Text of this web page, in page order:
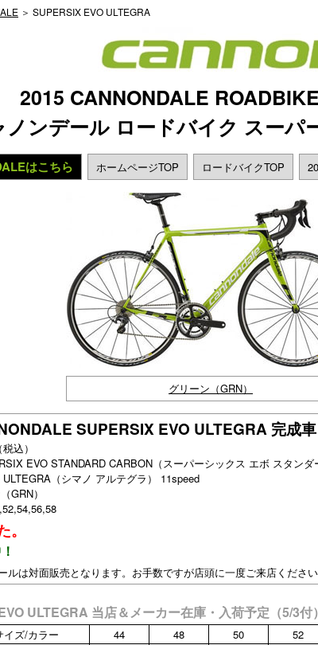
＞ SUPERSIX EVO ULTEGRA
2015 CANNONDALE
ノンデール ロードバイク スー
はこちら ホームページTOP ロードバイクTOP
グリーン（GRN）
SUPERSIX EVO ULTEGRA 完成車
込）
EVO STANDARD CARBON（スーパーシックス エボ スタンダ
（シマノ アルテグラ） 11speed
GRN）
。
ルは対面販売となります。お手数ですが店頭に一度ご来店ください
ULTEGRA 当店＆メーカー在庫・入荷予定（5/3付）
イズ/カラー 44 48 50 52